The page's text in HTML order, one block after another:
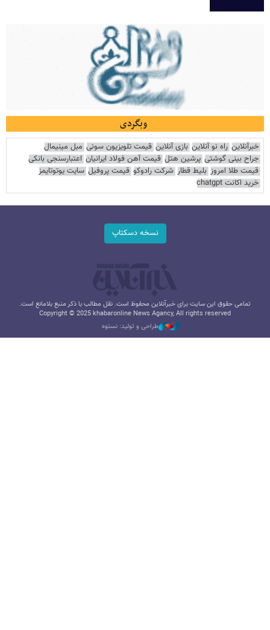
وبگردی
خبرآنلاین راه نو آنلاین بازی آنلاین قیمت تلویزیون سونی مبل مینیمال
جراح بینی گوشتی پرشین هتل قیمت آهن فولاد ایرانیان اعتبارسنجی بانکی
قیمت طلا امروز بلیط قطار شرکت رادوکو قیمت پروفیل سایت یوتوتایمز
خرید اکانت chatgpt
نسخه دسکتاپ
تمامی حقوق این سایت برای خبرآنلاین محفوظ است. نقل مطالب با ذکر منبع بلامانع است.
Copyright © 2025 khabaronline News Agancy, All rights reserved
طراحی و تولید: نستوه